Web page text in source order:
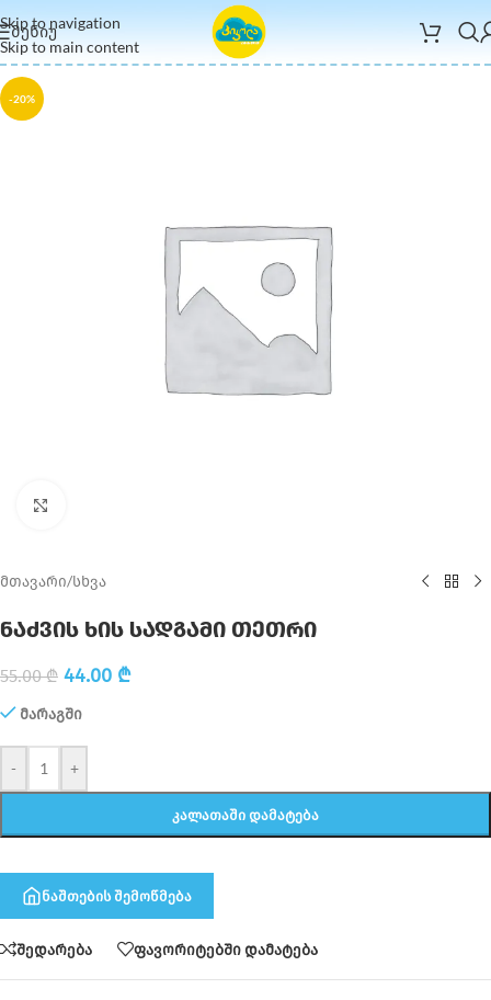
Skip to navigation
Skip to main content
ᲛᲔᲜᲘᲣ
-20%
მთავარი/სხვა
ნაძვის ხის სადგამი თეთრი
55.00₾ 44.00 ₾
მარაგში
- +
ᲙᲐᲚᲐᲗᲐᲨᲘ ᲓᲐᲛᲐᲢᲔᲑᲐ
ნაშთების შემოწმება
შედარება ფავორიტებში დამატება